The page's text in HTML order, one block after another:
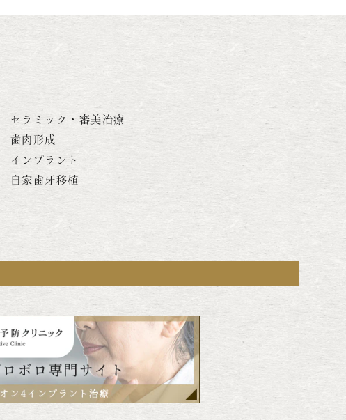
セラミック・審美治療
歯肉形成
インプラント
自家歯牙移植